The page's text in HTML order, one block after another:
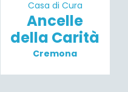
Casa di Cura
Ancelle
della Carità
Cremona